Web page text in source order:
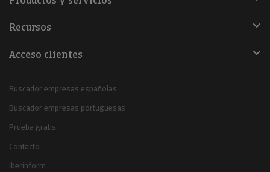
Recursos
Acceso clientes
Buscador empresas españolas
Buscador empresas portuguesas
Prueba gratis
Contacto
Iberinform